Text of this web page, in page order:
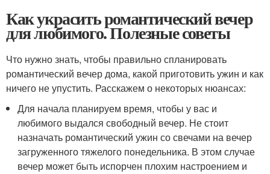
Как украсить романтический вечер
для любимого. Полезные советы
Что нужно знать, чтобы правильно спланировать
романтический вечер дома, какой приготовить ужин и как
ничего не упустить. Расскажем о некоторых нюансах:
Для начала планируем время, чтобы у вас и
любимого выдался свободный вечер. Не стоит
назначать романтический ужин со свечами на вечер
загруженного тяжелого понедельника. В этом случае
вечер может быть испорчен плохим настроением и